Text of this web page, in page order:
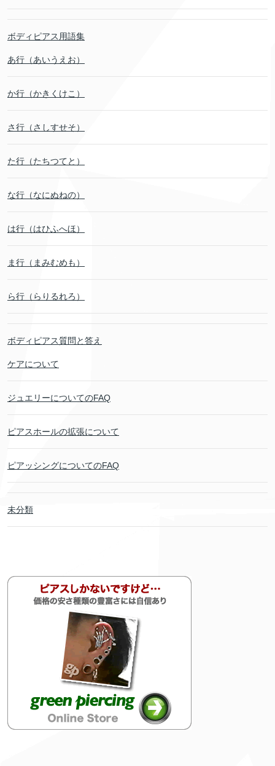
ボディピアス用語集
あ行（あいうえお）
か行（かきくけこ）
さ行（さしすせそ）
た行（たちつてと）
な行（なにぬねの）
は行（はひふへほ）
ま行（まみむめも）
ら行（らりるれろ）
ボディピアス質問と答え
ケアについて
ジュエリーについてのFAQ
ピアスホールの拡張について
ピアッシングについてのFAQ
未分類